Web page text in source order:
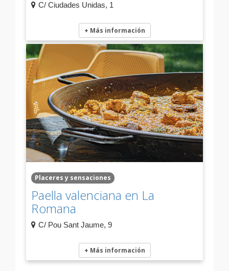
C/ Ciudades Unidas, 1
+ Más información
Placeres y sensaciones
Paella valenciana en La
Romana
C/ Pou Sant Jaume, 9
+ Más información